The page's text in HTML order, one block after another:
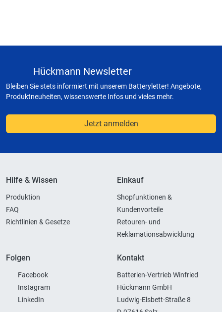
Hückmann Newsletter
Bleiben Sie stets informiert mit unserem Batteryletter! Angebote,
Produktneuheiten, wissenswerte Infos und vieles mehr.
Jetzt anmelden
Hilfe & Wissen
Produktion
FAQ
Richtlinien & Gesetze
Einkauf
Shopfunktionen &
Kundenvorteile
Retouren- und
Reklamationsabwicklung
Folgen
Facebook
Instagram
LinkedIn
Kontakt
Batterien-Vertrieb Winfried
Hückmann GmbH
Ludwig-Elsbett-Straße 8